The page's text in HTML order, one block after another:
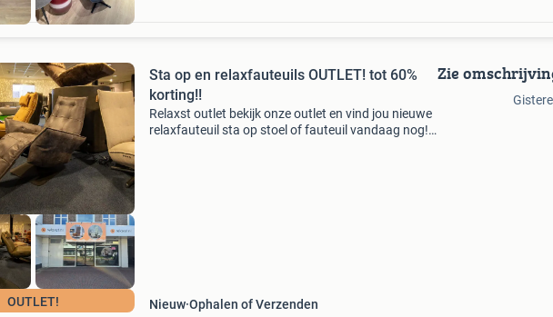
OUTLET!
Sta op en relaxfauteuils OUTLET! tot 60%
korting!!
Relaxst outlet bekijk onze outlet en vind jou nieuwe
relaxfauteuil sta op stoel of fauteuil vandaag nog!
Nieuw Ophalen of Verzenden
Zie